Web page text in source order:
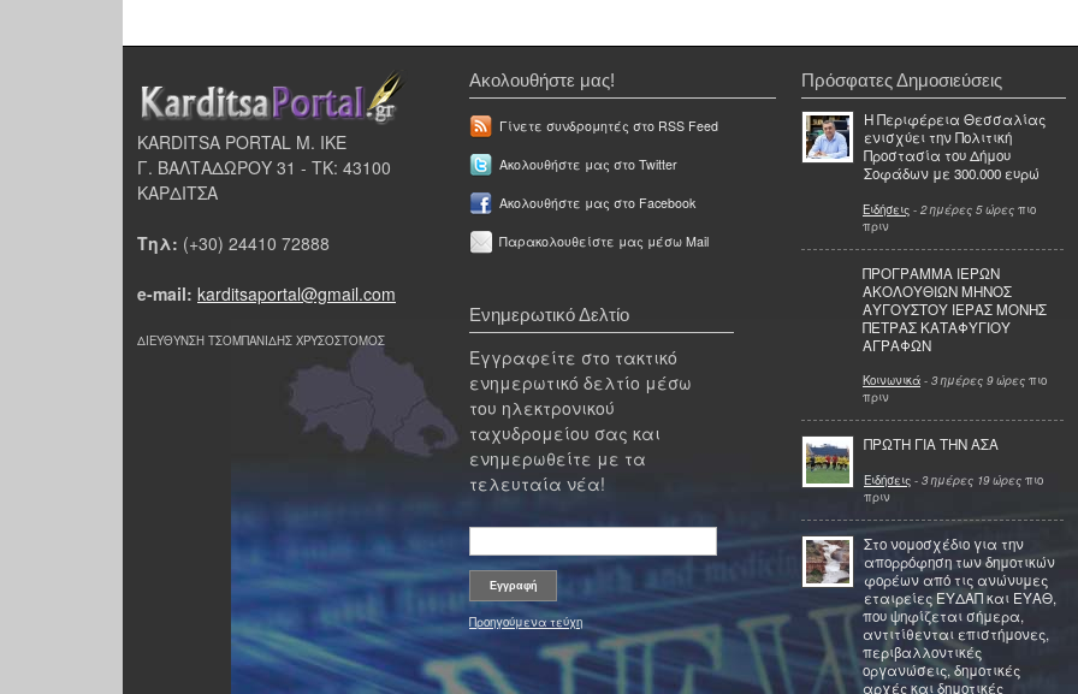
KARDITSA PORTAL Μ. ΙΚΕ
Γ. ΒΑΛΤΑΔΩΡΟΥ 31 - ΤΚ: 43100
ΚΑΡΔΙΤΣΑ
Τηλ: (+30) 24410 72888
e-mail: karditsaportal@gmail.com
ΔΙΕΥΘΥΝΣΗ ΤΣΟΜΠΑΝΙΔΗΣ ΧΡΥΣΟΣΤΟΜΟΣ
Ακολουθήστε μας!
Γίνετε συνδρομητές στο RSS Feed
Ακολουθήστε μας στο Twitter
Ακολουθήστε μας στο Facebook
Παρακολουθείστε μας μέσω Mail
Ενημερωτικό Δελτίο
Εγγραφείτε στο τακτικό
ενημερωτικό δελτίο μέσω
του ηλεκτρονικού
ταχυδρομείου σας και
ενημερωθείτε με τα
τελευταία νέα!
Προηγούμενα τεύχη
Πρόσφατες Δημοσιεύσεις
Η Περιφέρεια Θεσσαλίας
ενισχύει την Πολιτική
Προστασία του Δήμου
Σοφάδων με 300.000 ευρώ
Ειδήσεις - 2 ημέρες 5 ώρες πιο
πριν
ΠΡΟΓΡΑΜΜΑ ΙΕΡΩΝ
ΑΚΟΛΟΥΘΙΩΝ ΜΗΝΟΣ
ΑΥΓΟΥΣΤΟΥ ΙΕΡΑΣ ΜΟΝΗΣ
ΠΕΤΡΑΣ ΚΑΤΑΦΥΓΙΟΥ
ΑΓΡΑΦΩΝ
Κοινωνικά - 3 ημέρες 9 ώρες πιο
πριν
ΠΡΩΤΗ ΓΙΑ ΤΗΝ ΑΣΑ
Ειδήσεις - 3 ημέρες 19 ώρες πιο
πριν
Στο νομοσχέδιο για την
απορρόφηση των δημοτικών
φορέων από τις ανώνυμες
εταιρείες ΕΥΔΑΠ και ΕΥΑΘ,
που ψηφίζεται σήμερα,
αντιτίθενται επιστήμονες,
περιβαλλοντικές
οργανώσεις, δημοτικές
αρχές και δημοτικές